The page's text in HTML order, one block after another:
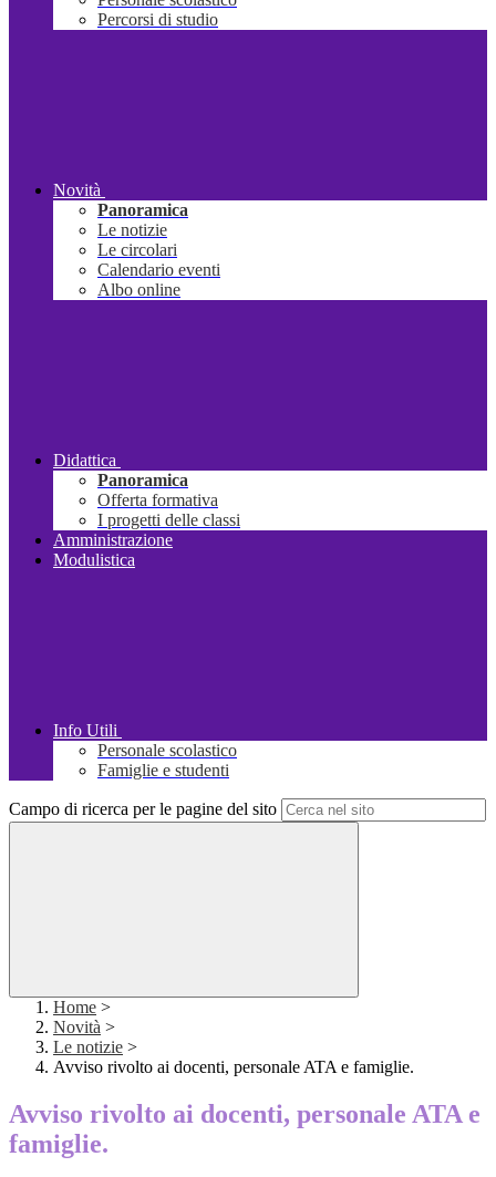
Percorsi di studio
Novità
Panoramica
Le notizie
Le circolari
Calendario eventi
Albo online
Didattica
Panoramica
Offerta formativa
I progetti delle classi
Amministrazione
Modulistica
Info Utili
Personale scolastico
Famiglie e studenti
Campo di ricerca per le pagine del sito
Home >
Novità >
Le notizie >
Avviso rivolto ai docenti, personale ATA e famiglie.
Avviso rivolto ai docenti, personale ATA e
famiglie.